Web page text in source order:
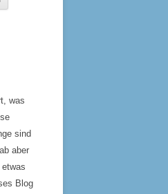
was
sind
aber
Blog